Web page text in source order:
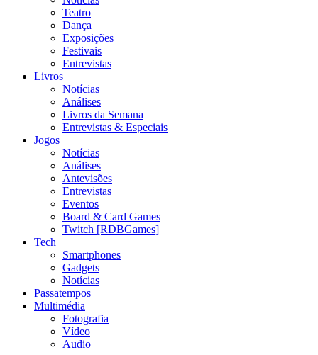
Teatro
Dança
Exposições
Festivais
Entrevistas
Livros
Notícias
Análises
Livros da Semana
Entrevistas & Especiais
Jogos
Notícias
Análises
Antevisões
Entrevistas
Eventos
Board & Card Games
Twitch [RDBGames]
Tech
Smartphones
Gadgets
Notícias
Passatempos
Multimédia
Fotografia
Vídeo
Audio